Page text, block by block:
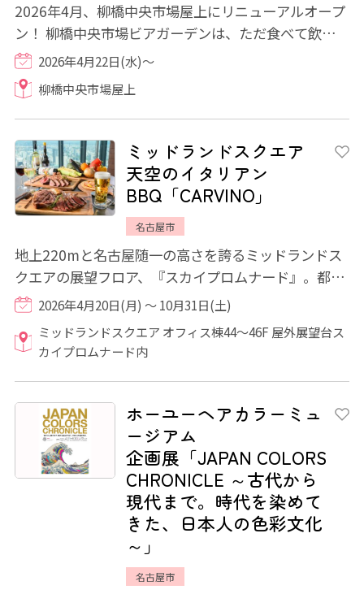
2026年4月、柳橋中央市場屋上にリニューアルオープ
ン！ 柳橋中央市場ビアガーデンは、ただ食べて飲むだ
けのビアガーデンではありません。 市場...
2026年4月22日(水)～
柳橋中央市場屋上
ミッドランドスクエア
天空のイタリアン
BBQ「CARVINO」
名古屋市
地上220mと名古屋随一の高さを誇るミッドランドス
クエアの展望フロア、『スカイプロムナード』。都会
のど真ん中で手ぶらで本格的なバーベキューを...
2026年4月20日(月) ～ 10月31日(土)
ミッドランドスクエア オフィス棟44〜46F 屋外展望台ス
カイプロムナード内
ホーユーヘアカラーミュ
ージアム
企画展「JAPAN COLORS
CHRONICLE ～古代から
現代まで。時代を染めて
きた、日本人の色彩文化
～」
名古屋市